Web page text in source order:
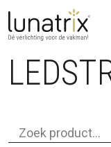
Skip to content